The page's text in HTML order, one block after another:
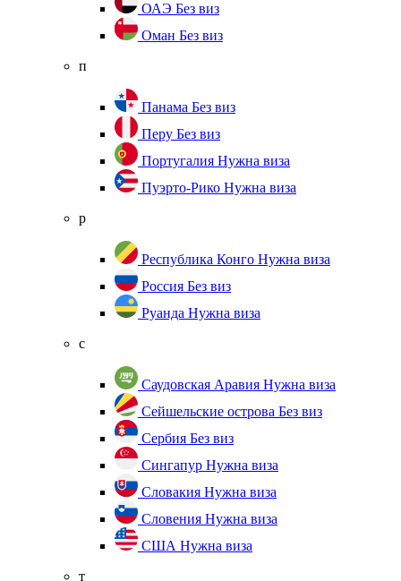
ОАЭ Без виз
Оман Без виз
п
Панама Без виз
Перу Без виз
Португалия Нужна виза
Пуэрто-Рико Нужна виза
р
Республика Конго Нужна виза
Россия Без виз
Руанда Нужна виза
с
Саудовская Аравия Нужна виза
Сейшельские острова Без виз
Сербия Без виз
Сингапур Нужна виза
Словакия Нужна виза
Словения Нужна виза
США Нужна виза
т